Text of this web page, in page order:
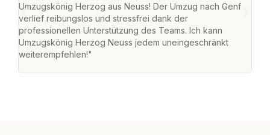
Umzugskönig Herzog aus Neuss! Der Umzug nach Genf
verlief reibungslos und stressfrei dank der
professionellen Unterstützung des Teams. Ich kann
Umzugskönig Herzog Neuss jedem uneingeschränkt
weiterempfehlen!"